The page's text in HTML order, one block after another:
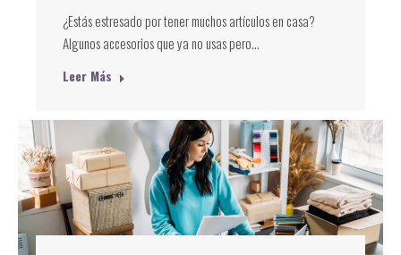
¿Estás estresado por tener muchos artículos en casa?
Algunos accesorios que ya no usas pero…
Leer Más